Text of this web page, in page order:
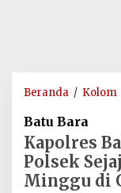
Beranda / Kolom
Batu Bara
Kapolres
Polsek
Minggu di